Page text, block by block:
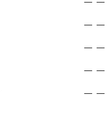
— —
— —
— —
— —